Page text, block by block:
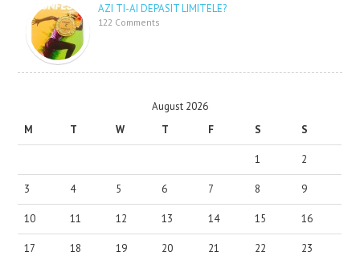
AZI TI-AI DEPASIT LIMITELE?
122 Comments
August 2026
M
T W T F S S
1 2
3 4 5 6 7 8 9
10 11 12 13 14 15 16
17 18 19 20 21 22 23